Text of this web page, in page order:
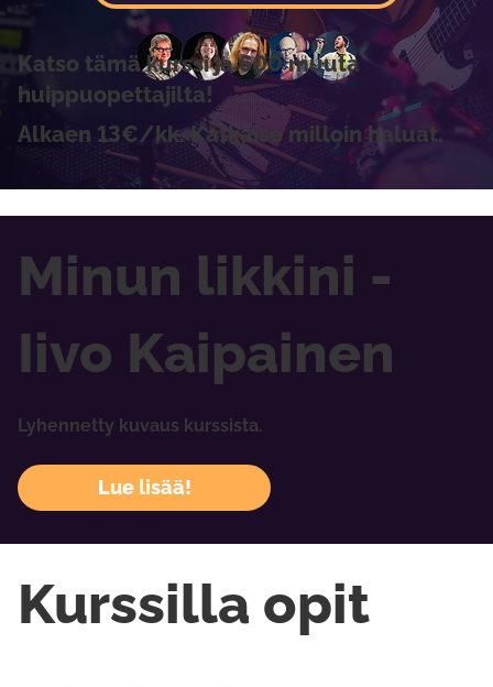
Katso tämä kurssi ja 600 muuta
huippuopettajilta!
Alkaen 13€/kk. Katkaise milloin haluat.
Minun likkini -
Iivo Kaipainen
Lyhennetty kuvaus kurssista.
Lue lisää!
Kurssilla opit